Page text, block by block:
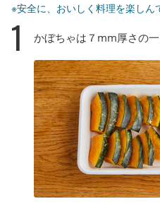
※安全に、おいしく料理を楽しん
1 かぼちゃは７mm厚さの一